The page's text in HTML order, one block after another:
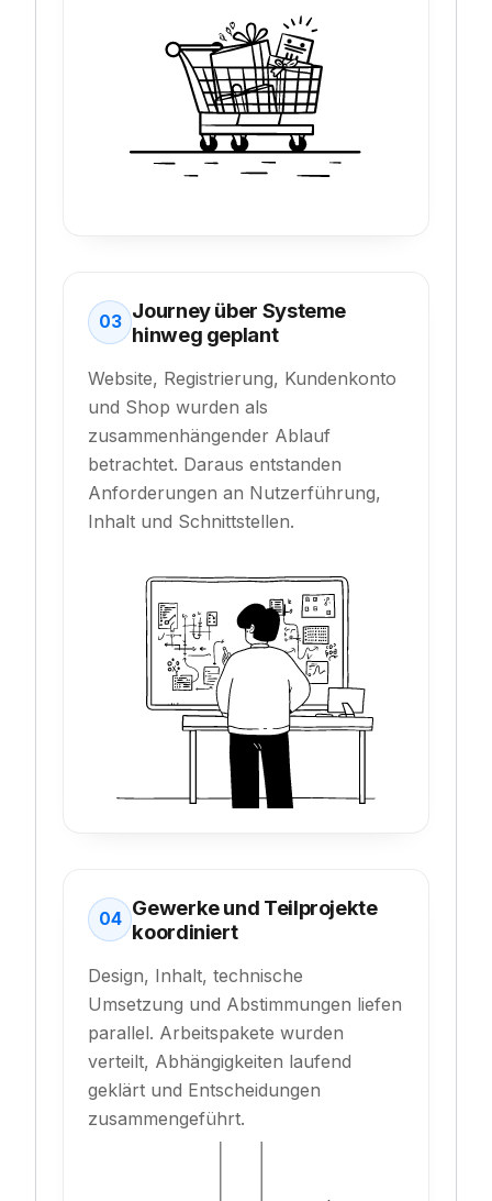
03 Journey über Systeme
hinweg geplant
Website, Registrierung, Kundenkonto
und Shop wurden als
zusammenhängender Ablauf
betrachtet. Daraus entstanden
Anforderungen an Nutzerführung,
Inhalt und Schnittstellen.
04 Gewerke und Teilprojekte
koordiniert
Design, Inhalt, technische
Umsetzung und Abstimmungen liefen
parallel. Arbeitspakete wurden
verteilt, Abhängigkeiten laufend
geklärt und Entscheidungen
zusammengeführt.